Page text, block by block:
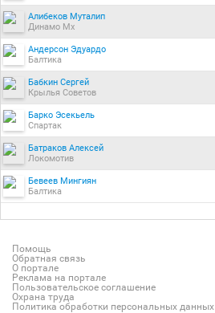
Алибеков Муталип
Динамо Мх
Андерсон Эдуардо
Балтика
Бабкин Сергей
Крылья Советов
Барко Эсекьель
Спартак
Батраков Алексей
Локомотив
Бевеев Мингиян
Балтика
Помощь
Обратная связь
О портале
Реклама на портале
Пользовательское соглашение
Охрана труда
Политика обработки персональных данных